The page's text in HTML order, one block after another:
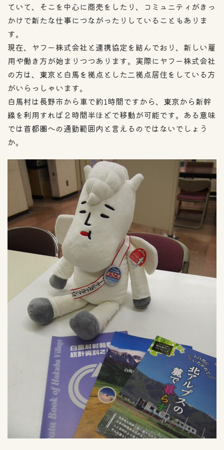
ていて、そこを中心に商売をしたり、コミュニティがきっ
かけで新たな仕事につながったりしていることもありま
す。
現在、ヤフー株式会社と連携協定を結んでおり、新しい雇
用や働き方が始まりつつあります。実際にヤフー株式会社
の方は、東京と白馬を拠点とした二拠点居住をしている方
がいらっしゃいます。
白馬村は長野市から車で約1時間ですから、東京から新幹
線を利用すれば２時間半ほどで移動が可能です。ある意味
では首都圏への通勤範囲内と言えるのではないでしょう
か。